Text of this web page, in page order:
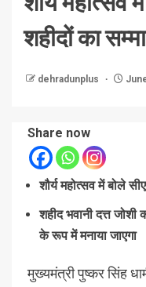
शहीदों का
dehradunplus
Share now
शौर्य महोत्सव में बोले
शहीद भवानी दत्त
के रूप में मनाया जाएगा
मुख्यमंत्री पुष्कर सिंह